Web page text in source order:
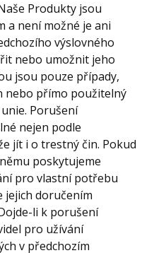
Produkty jsou
a není možné je ani
výslovného
nebo umožnit jeho
jsou pouze případy,
nebo přímo použitelný
Porušení
nejen podle
jít i o trestný čin. Pokud
poskytujeme
pro vlastní potřebu
jejich doručením
li k porušení
pro užívání
v předchozím